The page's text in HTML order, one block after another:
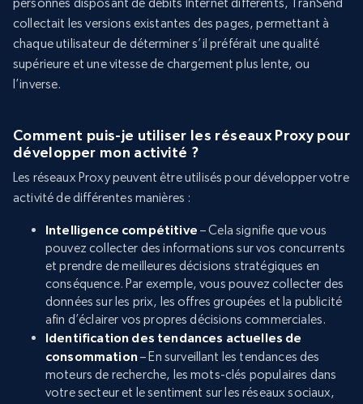
collectait les versions existantes des pages, permettant à
chaque utilisateur de déterminer s’il préférait une qualité
supérieure et une vitesse de chargement plus lente, ou
l’inverse.
Comment puis-je utiliser les réseaux Proxy pour
développer mon activité ?
Les réseaux Proxy peuvent être utilisés pour développer votre
activité de différentes manières :
Intelligence compétitive – Cela signifie que vous
pouvez collecter des informations sur vos concurrents
et prendre de meilleures décisions stratégiques en
conséquence. Par exemple, vous pouvez collecter des
données sur les prix, les offres groupées et la publicité
afin d’éclairer vos propres décisions commerciales.
Identification des tendances actuelles de
consommation– En surveillant les tendances des
moteurs de recherche, les mots-clés populaires dans
votre secteur et le sentiment sur les réseaux sociaux,